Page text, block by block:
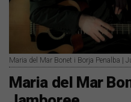
Maria del Mar Bonet i Borja Penalba |
Maria del Mar